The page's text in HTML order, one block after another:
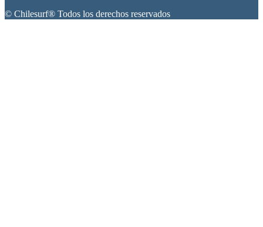
© Chilesurf® Todos los derechos reservados